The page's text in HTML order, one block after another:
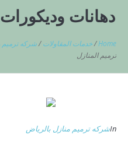
دهانات
Home
/خدمات المقاولات /شركه ترميم
ترميم المنازل
Inشركه ترميم منازل بالرياض